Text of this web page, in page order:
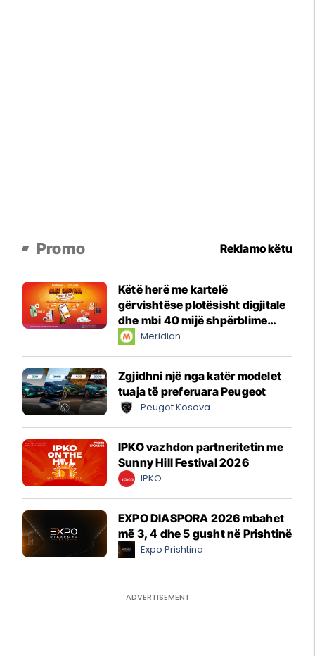
Promo Reklamo këtu
Këtë herë me kartelë
gërvishtëse plotësisht digjitale
dhe mbi 40 mijë shpërblime
instant!Meridian
Zgjidhni një nga katër modelet
tuaja të preferuara Peugeot
Peugot Kosova
IPKO vazhdon partneritetin me
Sunny Hill Festival 2026
IPKO
EXPO DIASPORA 2026 mbahet
më 3, 4 dhe 5 gusht në Prishtinë
Expo Prishtina